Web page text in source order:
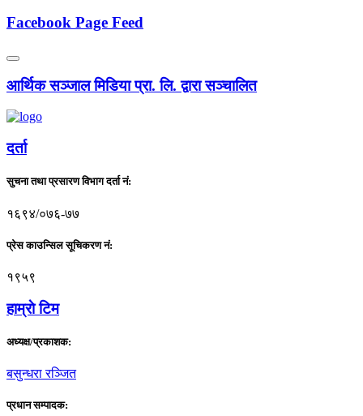
Facebook Page Feed
आर्थिक सञ्जाल मिडिया प्रा. लि. द्वारा सञ्चालित
दर्ता
सुचना तथा प्रसारण विभाग दर्ता नं:
१६९४/०७६-७७
प्रेस काउन्सिल सूचिकरण नं:
१९५९
हाम्राे टिम
अध्यक्ष/प्रकाशक:
बसुन्धरा रञ्जित
प्रधान सम्पादक: